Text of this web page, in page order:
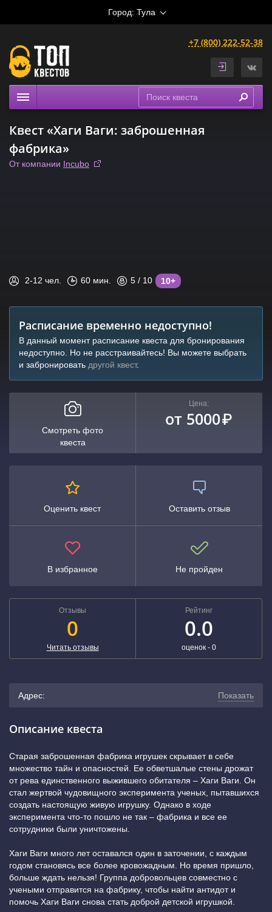
Город: Тула
+7 (800) 222-52-38
Расписание
Рейтинги
Квест «Хаги Ваги: заброшенная
фабрика»
От компании Incubo
2-12 чел. 60 мин. 5 / 10 10+
Расписание временно недоступно!
В данный момент расписание квеста для бронирования
недоступно. Но не расстраивайтесь! Вы можете выбрать
и забронировать другой квест.
Смотреть фото
квеста
Цена:
от 5000₽
Оценить квест Оставить отзыв
В избранное Не пройден
Отзывы
0
Читать отзывы
Рейтинг
0.0
оценок - 0
Адрес: Показать
+7 (800) 222-52-38
Описание квеста
Старая заброшенная фабрика игрушек скрывает в себе
множество тайн и опасностей. Ее обветшалые стены дрожат
от рева единственного выжившего обитателя – Хаги Ваги. Он
стал жертвой чудовищного эксперимента ученых, пытавшихся
создать настоящую живую игрушку. Однако в ходе
эксперимента что-то пошло не так – фабрика и все ее
сотрудники были уничтожены.
Хаги Ваги много лет оставался один в заточении, с каждым
годом становясь все более кровожадным. Но время пришло,
больше ждать нельзя! Группа добровольцев совместно с
учеными отправится на фабрику, чтобы найти антидот и
помочь Хаги Ваги снова стать доброй детской игрушкой.